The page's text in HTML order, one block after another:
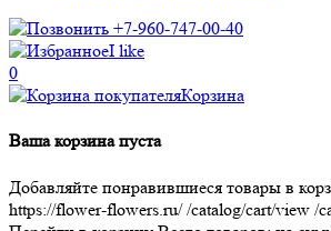
+7-960-747-00-40
I like
0
Корзина
Ваша корзина пуста
Добавляйте понравившиеся товары в
https://flower-flowers.ru/ /catalog/cart/view /